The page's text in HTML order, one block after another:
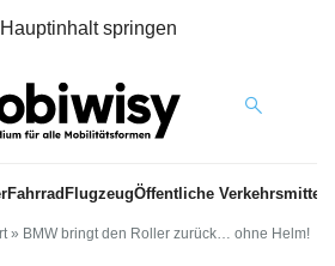
springen
Fahrrad FlugzeugÖffentliche Verkehrsmittel
» BMW bringt den Roller zurück… ohne Helm!